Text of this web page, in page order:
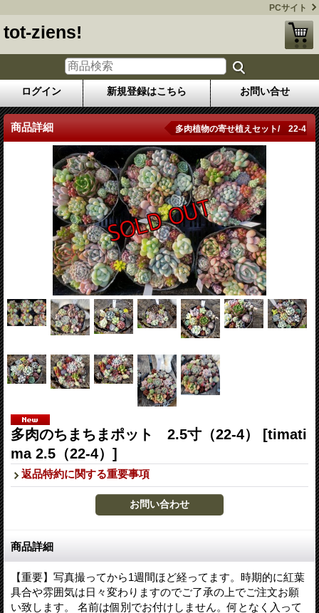
PCサイト
tot-ziens!
ログイン 新規登録はこちら お問い合せ
商品詳細 多肉植物の寄せ植えセット/ 22-4
多肉のちまちまポット 2.5寸（22-4） [timati
ma 2.5（22-4）]
返品特約に関する重要事項
商品詳細
【重要】写真撮ってから1週間ほど経ってます。時期的に紅葉
具合や雰囲気は日々変わりますのでご了承の上でご注文お願
い致します。 名前は個別でお付けしません。何となく入って